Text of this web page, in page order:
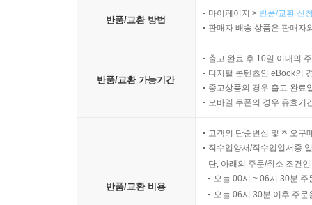
반품/교환 방법
마이페이지 > 반품/교환 신
판매자 배송 상품은 판매자
반품/교환 가능기간
출고 완료 후 10일 이내의
디지털 콘텐츠인 eBook의
중고상품의 경우 출고 완료
모바일 쿠폰의 경우 유효기
반품/교환 비용
고객의 단순변심 및 착오구
직수입양서/직수입일서중
단, 아래의 주문/취소 조건
오늘 00시 ~ 06시 30분
오늘 06시 30분 이후 주